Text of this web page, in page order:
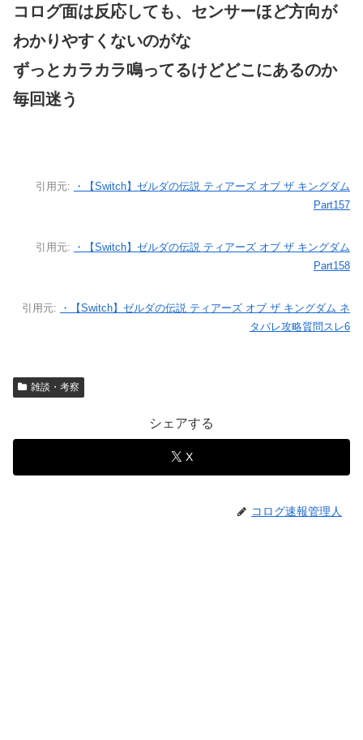
コログ面は反応しても、センサーほど方向が
わかりやすくないのがな
ずっとカラカラ鳴ってるけどどこにあるのか
毎回迷う
引用元:
・【Switch】ゼルダの伝説 ティアーズ オブ ザ キングダム
Part157
引用元:
・【Switch】ゼルダの伝説 ティアーズ オブ ザ キングダム
Part158
引用元:
・【Switch】ゼルダの伝説 ティアーズ オブ ザ キングダム ネ
タバレ攻略質問スレ6
雑談・考察
シェアする
X
コログ速報管理人